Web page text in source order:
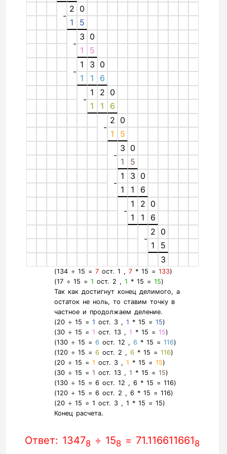
-
2 0
1
5
-
3 0
1
5
-
1 3 0
1
1 6
-
1 2 0
1
1 6
-
2 0
1
5
-
3 0
1
5
-
1 3 0
1
1 6
-
1 2 0
1
1 6
-
2 0
1
5
3
(134 ÷ 15 = 7ост. 1 , 7* 15 = 133)
(17 ÷ 15 = 1 ост. 2 , 1 * 15 = 15)
Так как достигнут конец делимого, а
остаток не ноль, то ставим точку в
частное и продолжаем деление.
(20 ÷ 15 = 1 ост. 3 , 1 * 15 = 15)
(30 ÷ 15 = 1 ост. 13 , 1 * 15 = 15)
(130 ÷ 15 = 6 ост. 12 , 6 * 15 = 116)
(120 ÷ 15 = 6 ост. 2 , 6 * 15 = 116)
(20 ÷ 15 = 1 ост. 3 , 1 * 15 = 15)
(30 ÷ 15 = 1 ост. 13 , 1 * 15 = 15)
(130 ÷ 15 = 6 ост. 12 , 6 * 15 = 116)
(120 ÷ 15 = 6 ост. 2 , 6 * 15 = 116)
(20 ÷ 15 = 1 ост. 3 , 1 * 15 = 15)
Конец расчета.
Ответ: 13478 ÷ 158 = 71.1166116618